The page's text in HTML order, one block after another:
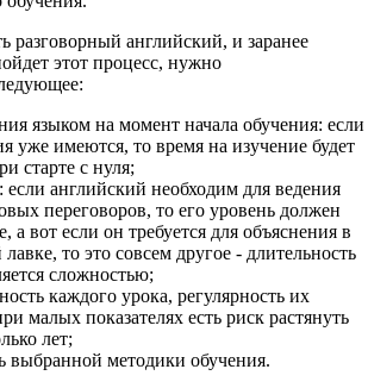
разговорный английский, и заранее
этот процесс, нужно
языком на момент начала обучения: если
уже имеются, то время на изучение будет
старте с нуля;
если английский необходим для ведения
переговоров, то его уровень должен
а вот если он требуется для объяснения в
лавке, то это совсем другое - длительность
сложностью;
каждого урока, регулярность их
малых показателях есть риск растянуть
лет;
выбранной методики обучения.